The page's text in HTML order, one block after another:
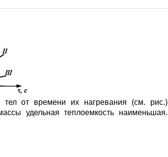
от времени их нагревания (см. рис.)
удельная теплоемкость наименьшая.